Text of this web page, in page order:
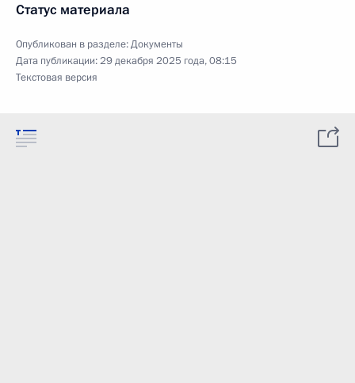
Статус материала
Опубликован в разделе:Документы
Дата публикации:29 декабря 2025 года, 08:15
Текстовая версия